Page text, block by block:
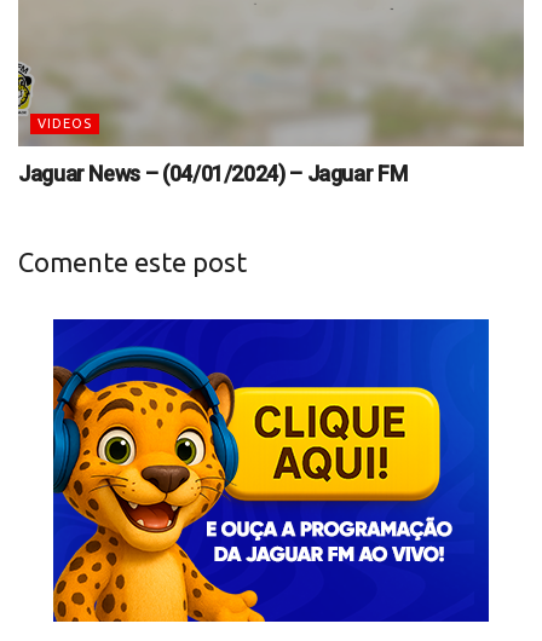
VIDEOS
Jaguar News – (04/01/2024) – Jaguar FM
Comente este post